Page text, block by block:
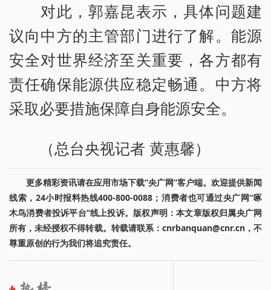
对此，郭嘉昆表示，具体问题建
议向中方的主管部门进行了解。能源
安全对世界经济至关重要，各方都有
责任确保能源供应稳定畅通。中方将
采取必要措施保障自身能源安全。
（总台央视记者 黄惠馨）
更多精彩资讯请在应用市场下载“央广网”客户端。欢迎提供新闻
线索，24小时报料热线400-800-0088；消费者也可通过央广网“啄
木鸟消费者投诉平台”线上投诉。版权声明：本文章版权归属央广网
所有，未经授权不得转载。转载请联系：cnrbanquan@cnr.cn，不
尊重原创的行为我们将追究责任。